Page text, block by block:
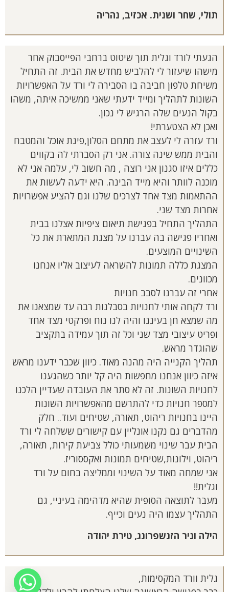
תולי, שחר ושנית. אכזיב, נהריה
הגעתי לורד וגלית תוך שיטוט ברחבי הפייסבוק אחר
מישהו שיעזור לי להלביש מחדש את הבית. זה התחיל
משיחת טלפון חביבה בו הסבירה לי ורד על האפשרויות
השונות לתהליך ומייד ידעתי שאני ממשיכה איתה, משהו
בקול הנעים שלה הרגיש לי נכון.
ואכן לא הצטערתי!
ורד עזרה לי לעצב את מתחם הסלון,פינת אוכל והמטבח
והבית ממש שינה צורה. אני רק הסברתי לה בקווים
כללים איזו סגנון אני רוצה , מה חשוב לי, עלמה אני לא
מוכנה לוותר והיא מייד הבינה. היא ידעה לעשות את
ההתאמות מצד אחד לצרכים שלנו וגם להציע אפשרויות
אחרות מצד שני.
התהליך התחיל בפגישת תיאום ציפיות אצלנו בבית
ואחריו פגישה בה עברנו על מצגת המתארת את כל
השינויים המוצעים.
המצגת כללה תמונות להשראה לעיצוב אליו אנחנו
מכוונים.
אחרי זה עברנו לסבב חנויות
ורד לקחה אותי לחנויות בסבלנות רבה עד שמצאנו את
מה שמצא חן בעיננו והיה לנו נוח ופרקטי מצד אחד
ופריט עיצובי מצד שני וכל זה תוך עמידה בתקציב
שהוגדר מראש.
תהליך הקנייה היה מהנה מאוד. כיוון שכבר ידענו מראש
איזה כיוון אנחנו מחפשות היה קל יותר כשהגענו
לחנויות השונות. זה לא סתר את העובדה שעדיין הלכנו
למספר חנויות כדי להתרשם מהאפשרויות השונות
היינו בחנויות ריהוט, תאורה, שטיחים ועוד.. חלק
מהדברים גם נקנו אונליין עם קישורים ששלחה לי ורד
הבית עבר שינוי משמעותי כולל צביעת קירות, תאורה,
ריהוט, וילונות,שטיחים תמונות ואקססוריז.
אני שמחה מאוד על השינוי וממליצה בחום על ורד
וגלית!!
מעבר לתוצאה הסופית שהיא מדהימה בעיניי, גם
התהליך עצמו היה נעים וכייף.
הילה וניר הזנשפרונג, טירת יהודה
גלית וורד המקסימות,